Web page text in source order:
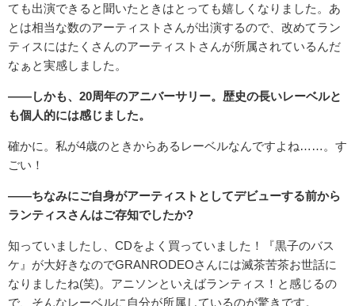
ても出演できると聞いたときはとっても嬉しくなりました。あ
とは相当な数のアーティストさんが出演するので、改めてラン
ティスにはたくさんのアーティストさんが所属されているんだ
なぁと実感しました。
――しかも、20周年のアニバーサリー。歴史の長いレーベルと
も個人的には感じました。
確かに。私が4歳のときからあるレーベルなんですよね……。す
ごい！
――ちなみにご自身がアーティストとしてデビューする前から
ランティスさんはご存知でしたか?
知っていましたし、CDをよく買っていました！『黒子のバス
ケ』が大好きなのでGRANRODEOさんには滅茶苦茶お世話に
なりましたね(笑)。アニソンといえばランティス！と感じるの
で、そんなレーベルに自分が所属しているのが驚きです。